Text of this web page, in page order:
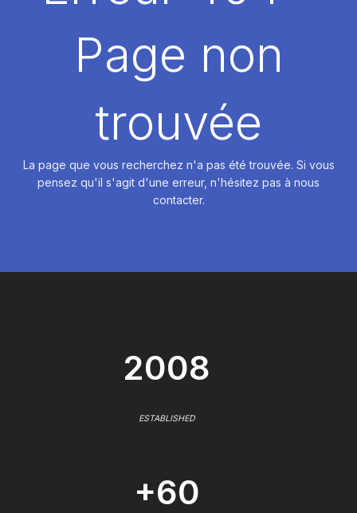
DÉMARRER
Page non
trouvée
La page que vous recherchez n'a pas été trouvée. Si vous
pensez qu'il s'agit d'une erreur, n'hésitez pas à nous
contacter.
2008
ESTABLISHED
+60